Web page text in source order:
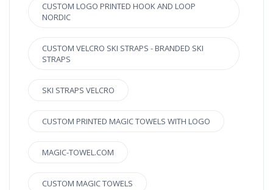
CUSTOM LOGO PRINTED HOOK AND LOOP
NORDIC
CUSTOM VELCRO SKI STRAPS - BRANDED SKI
STRAPS
SKI STRAPS VELCRO
CUSTOM PRINTED MAGIC TOWELS WITH LOGO
MAGIC-TOWEL.COM
CUSTOM MAGIC TOWELS